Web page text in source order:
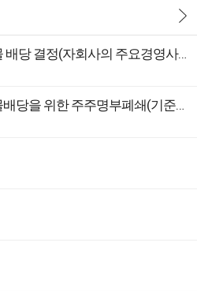
한솔홀딩스(주) 현금ㆍ현물 배당 결정(자회사의 주요경영사항)
한솔홀딩스(주) 현금ㆍ현물배당을 위한 주주명부폐쇄(기준일) 결정(자회사의 주요경영사항)